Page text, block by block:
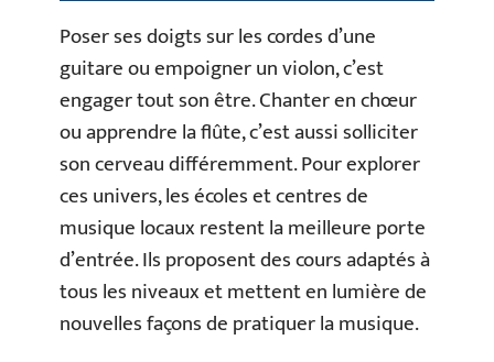
Poser ses doigts sur les cordes d’une
guitare ou empoigner un violon, c’est
engager tout son être. Chanter en chœur
ou apprendre la flûte, c’est aussi solliciter
son cerveau différemment. Pour explorer
ces univers, les écoles et centres de
musique locaux restent la meilleure porte
d’entrée. Ils proposent des cours adaptés à
tous les niveaux et mettent en lumière de
nouvelles façons de pratiquer la musique.